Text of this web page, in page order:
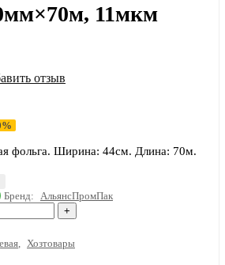
11мкм
отзыв
фольга. Ширина: 44см. Длина: 70м.
Бренд:
АльянсПромПак
+
Хозтовары